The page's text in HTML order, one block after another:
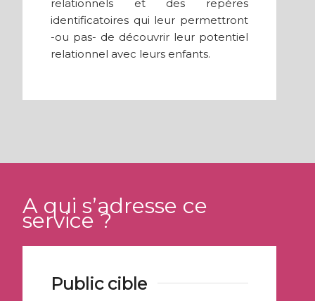
relationnels et des repères
identificatoires qui leur permettront
-ou pas- de découvrir leur potentiel
relationnel avec leurs enfants.
A qui s’adresse ce
service ?
Public cible